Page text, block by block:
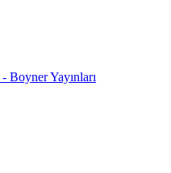
Boyner Yayınları